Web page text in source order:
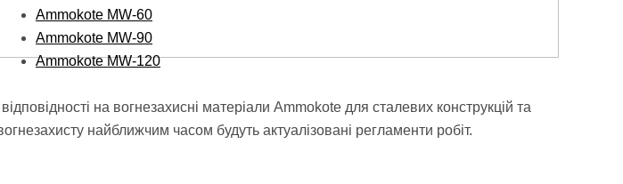
Ammokote MW-60
Ammokote MW-90
Ammokote MW-120
на вогнезахисні матеріали Ammokote для сталевих конструкцій та
найближчим часом будуть актуалізовані регламенти робіт.